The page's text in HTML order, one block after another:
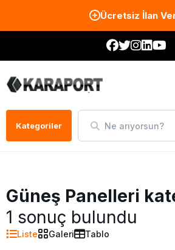
Ücretsiz İlan
Kategoriler Ne arıyorsun?
Güneş Panelleri
1 sonuç bulundu
Liste Galeri Tablo